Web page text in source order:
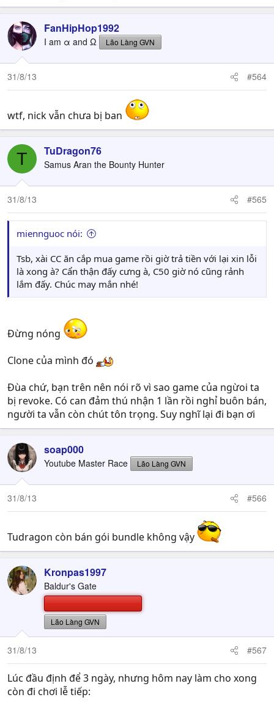
FanHipHop1992
I am α and Ω Lão Làng GVN
31/8/13 #564
wtf, nick vẫn chưa bị ban
T TuDragon76
Samus Aran the Bounty Hunter
31/8/13 #565
miennguoc nói:
Tsb, xài CC ăn cắp mua game rồi giờ trả tiền với lại xin lỗi
là xong à? Cẩn thận đấy cưng à, C50 giờ nó cũng rảnh
lắm đấy. Chúc may mắn nhé!
Đừng nóng
Clone của mình đó
Đùa chứ, bạn trên nên nói rõ vì sao game của ngừoi ta
bị revoke. Có can đảm thú nhận 1 lần rồi nghỉ buôn bán,
người ta vẫn còn chút tôn trọng. Suy nghĩ lại đi bạn ơi
soap000
Youtube Master Race Lão Làng GVN
31/8/13 #566
Tudragon còn bán gói bundle không vậy
Kronpas1997
Baldur's Gate
Lão Làng GVN
31/8/13 #567
Lúc đầu định để 3 ngày, nhưng hôm nay làm cho xong
còn đi chơi lễ tiếp: